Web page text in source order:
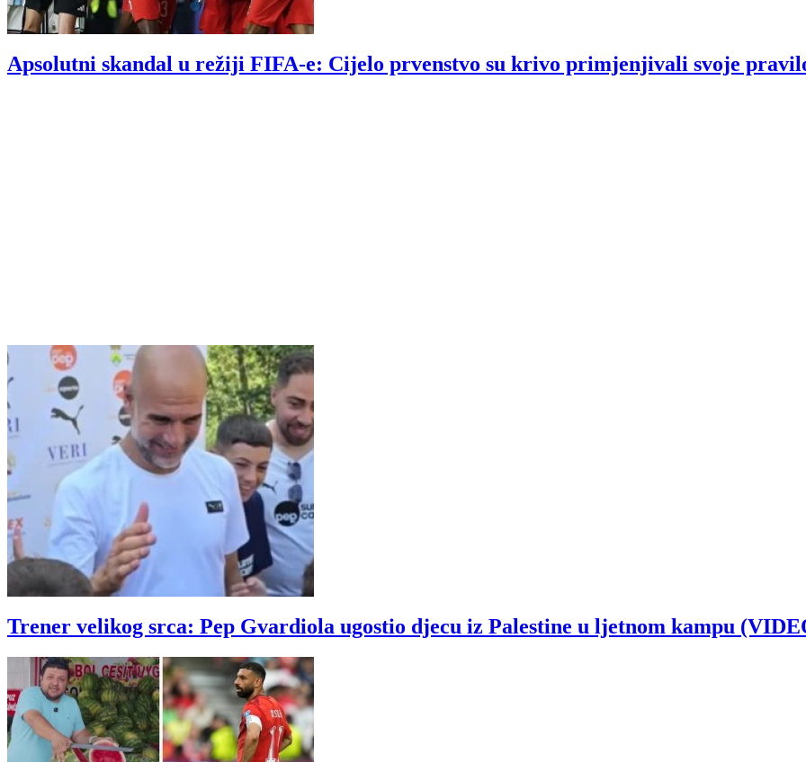
Apsolutni skandal u režiji FIFA-e: Cijelo prvenstvo su krivo primjenjivali svoje
Trener velikog srca: Pep Gvardiola ugostio djecu iz Palestine u ljetnom kampu